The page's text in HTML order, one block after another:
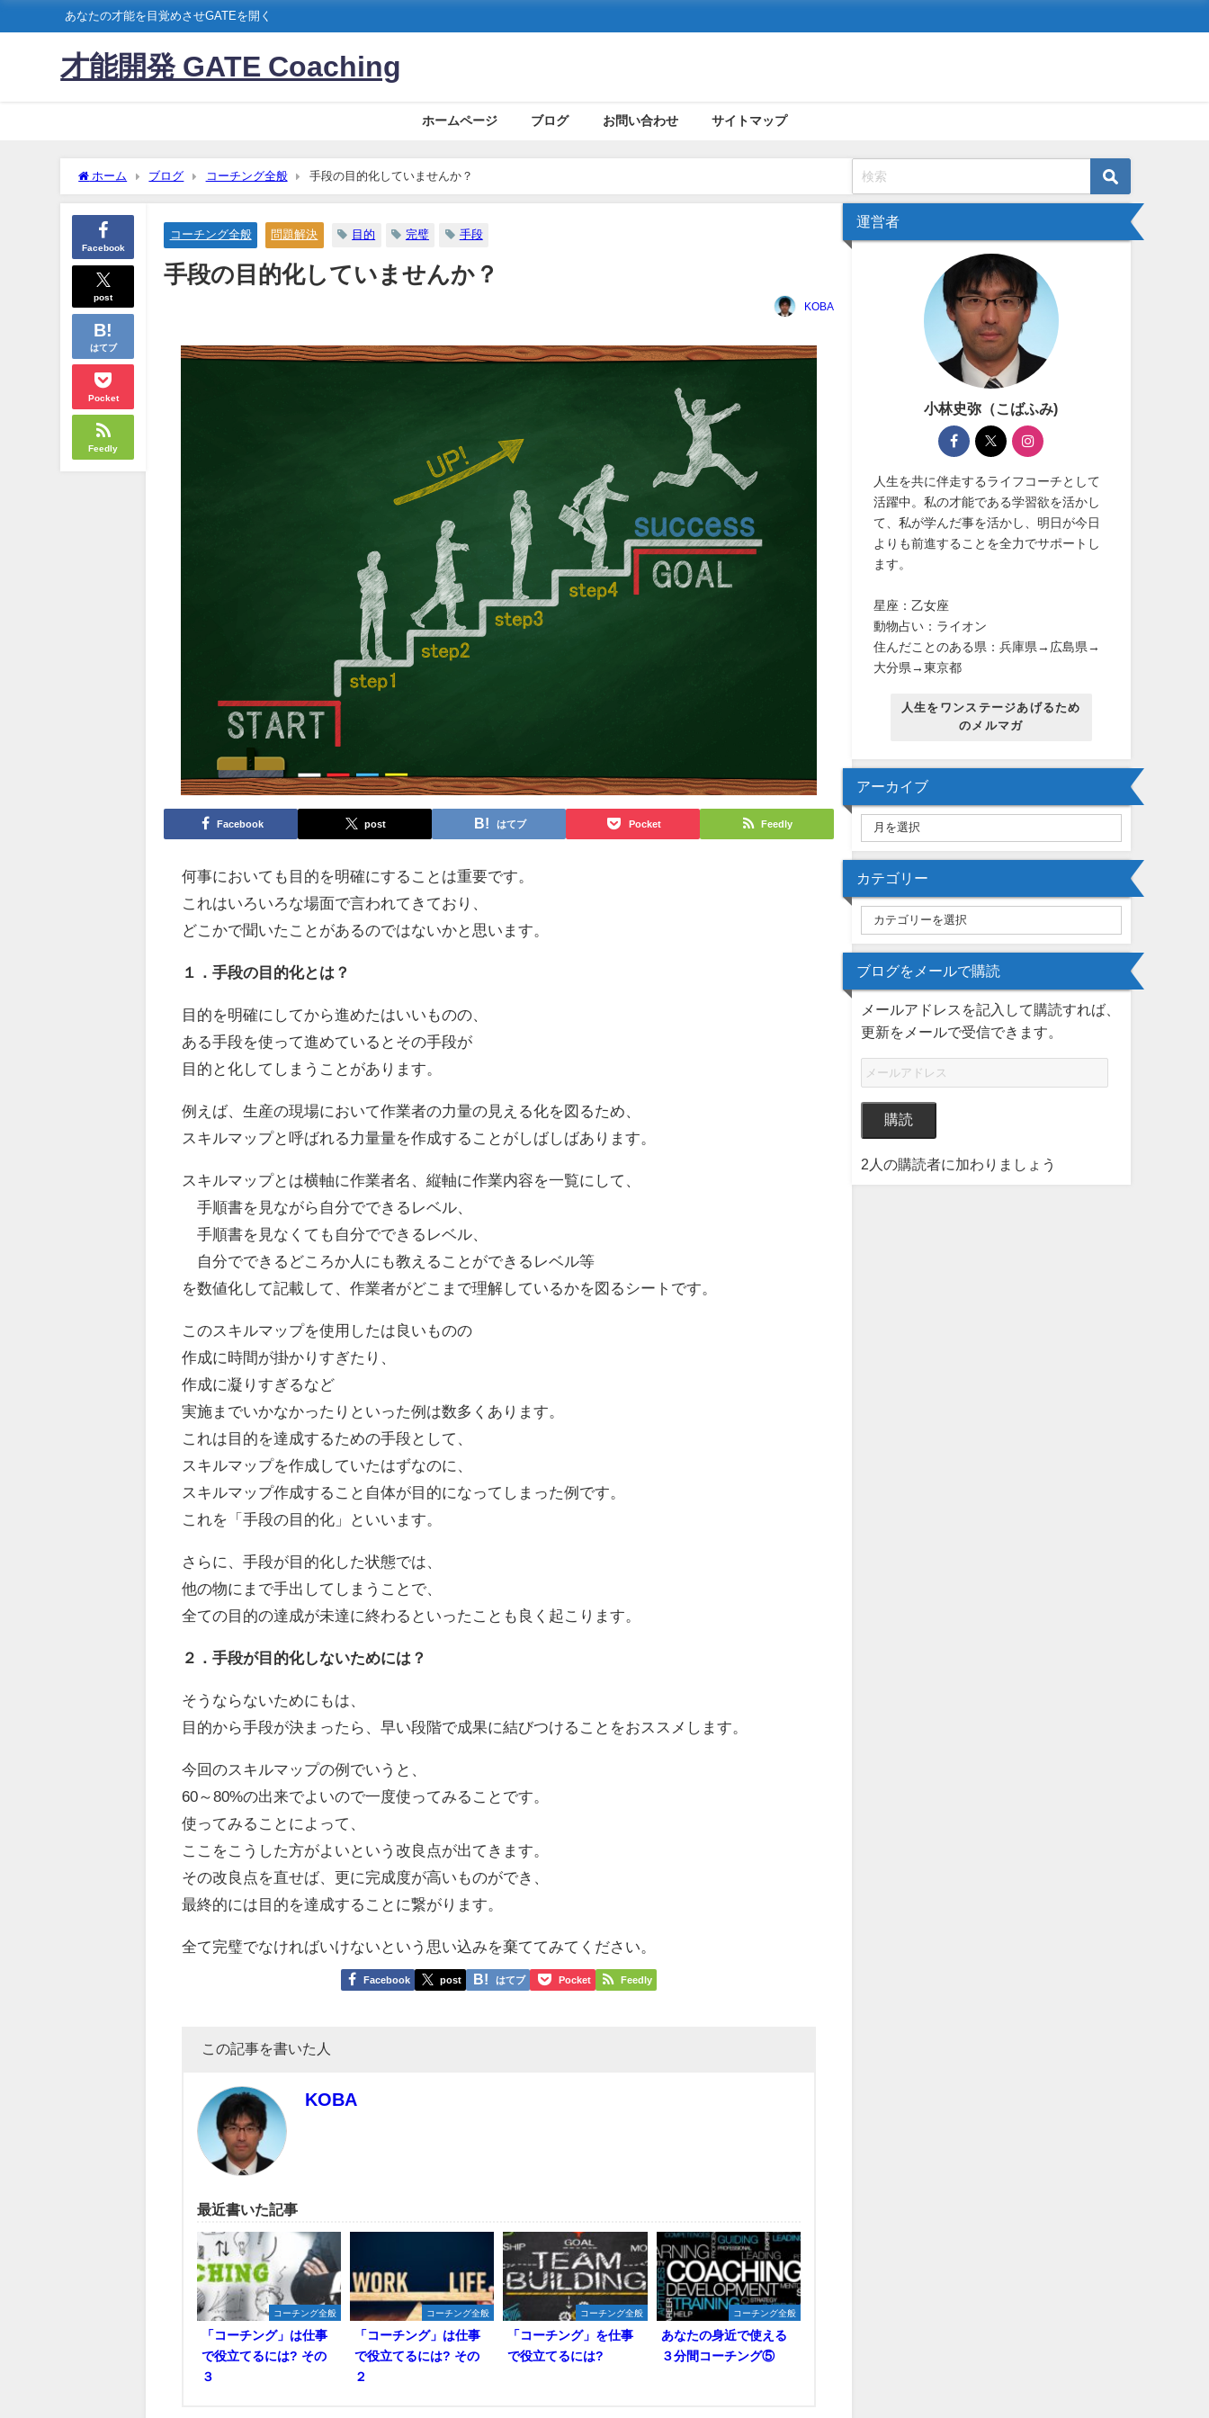
あなたの才能を目覚めさせGATEを開く
才能開発 GATE Coaching
ホームページ ブログ お問い合わせ サイトマップ
ホーム ブログ コーチング全般 手段の目的化していませんか？
Facebook
post
はてブ
Pocket
Feedly
コーチング全般 問題解決 目的 完璧 手段
手段の目的化していませんか？
KOBA
Facebook post はてブ Pocket Feedly
何事においても目的を明確にすることは重要です。
これはいろいろな場面で言われてきており、
どこかで聞いたことがあるのではないかと思います。
１．手段の目的化とは？
目的を明確にしてから進めたはいいものの、
ある手段を使って進めているとその手段が
目的と化してしまうことがあります。
例えば、生産の現場において作業者の力量の見える化を図るため、
スキルマップと呼ばれる力量量を作成することがしばしばあります。
スキルマップとは横軸に作業者名、縦軸に作業内容を一覧にして、
手順書を見ながら自分でできるレベル、
手順書を見なくても自分でできるレベル、
自分でできるどころか人にも教えることができるレベル等
を数値化して記載して、作業者がどこまで理解しているかを図るシートです。
このスキルマップを使用したは良いものの
作成に時間が掛かりすぎたり、
作成に凝りすぎるなど
実施までいかなかったりといった例は数多くあります。
これは目的を達成するための手段として、
スキルマップを作成していたはずなのに、
スキルマップ作成すること自体が目的になってしまった例です。
これを「手段の目的化」といいます。
さらに、手段が目的化した状態では、
他の物にまで手出してしまうことで、
全ての目的の達成が未達に終わるといったことも良く起こります。
２．手段が目的化しないためには？
そうならないためにもは、
目的から手段が決まったら、早い段階で成果に結びつけることをおススメします。
今回のスキルマップの例でいうと、
60～80%の出来でよいので一度使ってみることです。
使ってみることによって、
ここをこうした方がよいという改良点が出てきます。
その改良点を直せば、更に完成度が高いものができ、
最終的には目的を達成することに繋がります。
全て完璧でなければいけないという思い込みを棄ててみてください。
Facebook post はてブ Pocket Feedly
この記事を書いた人
KOBA
最近書いた記事
コーチング全般
「コーチング」は仕事
で役立てるには? その
３
コーチング全般
「コーチング」は仕事
で役立てるには? その
２
コーチング全般
「コーチング」を仕事
で役立てるには?
コーチング全般
あなたの身近で使える
３分間コーチング⑤
運営者
小林史弥（こばふみ)
人生を共に伴走するライフコーチとして
活躍中。私の才能である学習欲を活かし
て、私が学んだ事を活かし、明日が今日
よりも前進することを全力でサポートし
ます。
星座：乙女座
動物占い：ライオン
住んだことのある県：兵庫県→広島県→
大分県→東京都
人生をワンステージあげるため
のメルマガ
アーカイブ
カテゴリー
ブログをメールで購読
メールアドレスを記入して購読すれば、
更新をメールで受信できます。
購読
2人の購読者に加わりましょう